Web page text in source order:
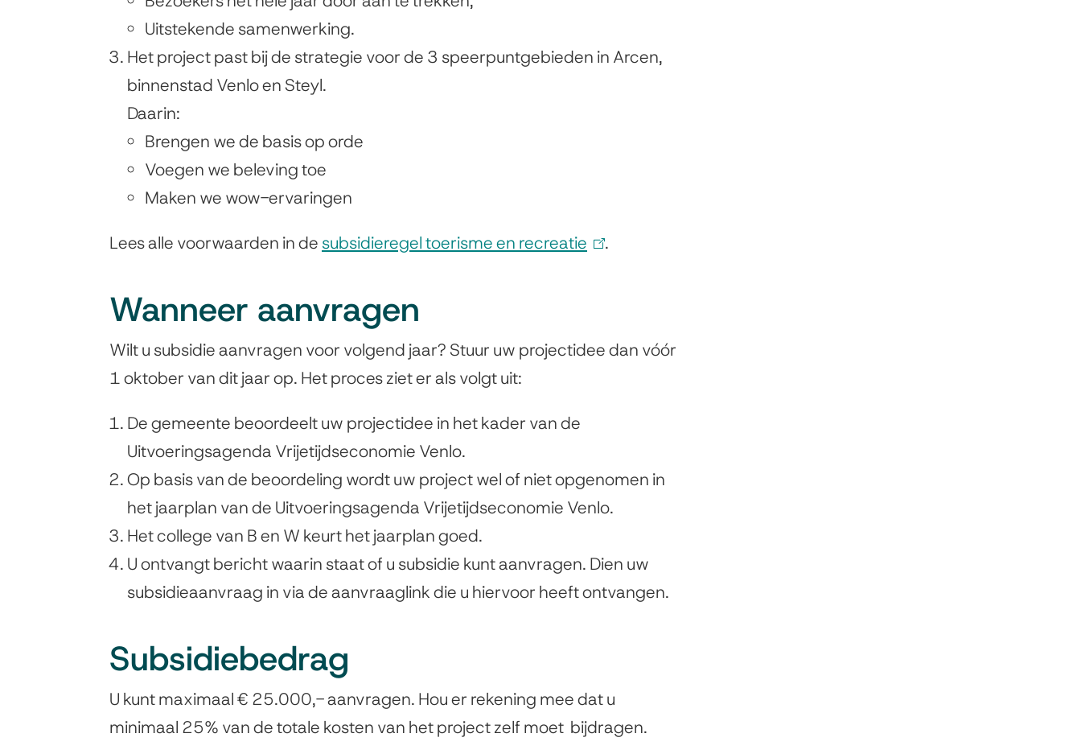
s
e
x
t
r
n
)
Uitstekende samenwerking.
Het project past bij de strategie voor de 3 speerpuntgebieden in Arcen,
binnenstad Venlo en Steyl.
Daarin:
Brengen we de basis op orde
Voegen we beleving toe
Maken we wow-ervaringen
Lees alle voorwaarden in de subsidieregel toerisme en recreatie
k
r
.
Wanneer aanvragen
Wilt u subsidie aanvragen voor volgend jaar? Stuur uw projectidee dan vóór
1 oktober van dit jaar op. Het proces ziet er als volgt uit:
De gemeente beoordeelt uw projectidee in het kader van de
Uitvoeringsagenda Vrijetijdseconomie Venlo.
Op basis van de beoordeling wordt uw project wel of niet opgenomen in
het jaarplan van de Uitvoeringsagenda Vrijetijdseconomie Venlo.
Het college van B en W keurt het jaarplan goed.
U ontvangt bericht waarin staat of u subsidie kunt aanvragen. Dien uw
subsidieaanvraag in via de aanvraaglink die u hiervoor heeft ontvangen.
Subsidiebedrag
U kunt maximaal€ 25.000,- aanvragen. Hou er rekening mee dat u
minimaal 25% van de totale kosten van het project zelf moet bijdragen.